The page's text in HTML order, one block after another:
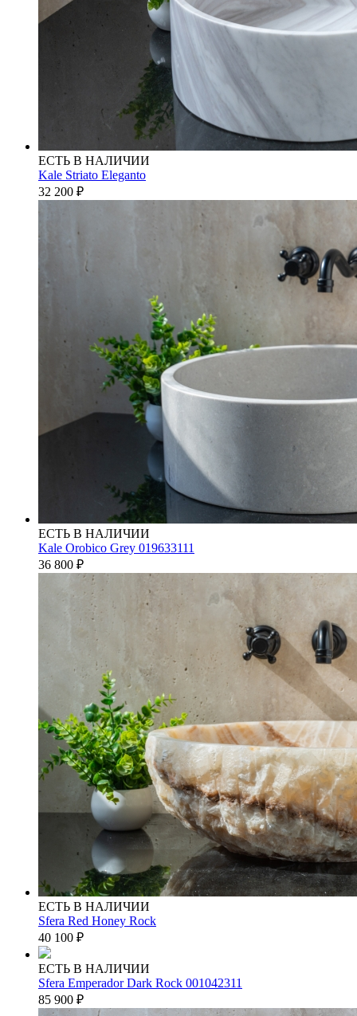
ЕСТЬ В НАЛИЧИИ
Kale Striato Eleganto
32 200 ₽
ЕСТЬ В НАЛИЧИИ
Kale Orobico Grey 019633111
36 800 ₽
ЕСТЬ В НАЛИЧИИ
Sfera Red Honey Rock
40 100 ₽
ЕСТЬ В НАЛИЧИИ
Sfera Emperador Dark Rock 001042311
85 900 ₽